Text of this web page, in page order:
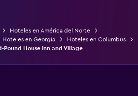
Hoteles en América del Norte
Hoteles en Georgia
Hoteles en Columbus
Pound House Inn and Village